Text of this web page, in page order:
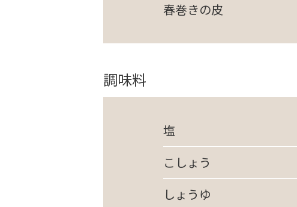
春巻きの皮
調味料
塩
こしょう
しょうゆ